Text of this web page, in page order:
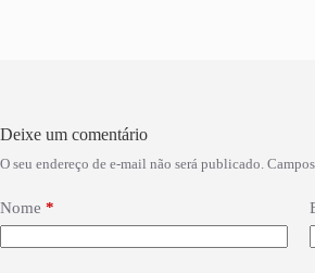
Deixe um comentário
O seu endereço de e-mail não será publicado.
Nome *